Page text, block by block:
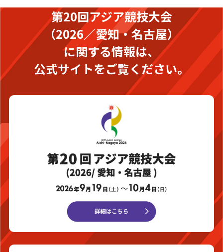
第20回アジア競技大会
（2026／愛知・名古屋）
に関する情報は、
公式サイトをご覧ください。